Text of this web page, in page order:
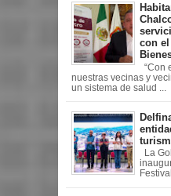
con el
“Con
nuestras vecinas y
un sistema de salud ...
La